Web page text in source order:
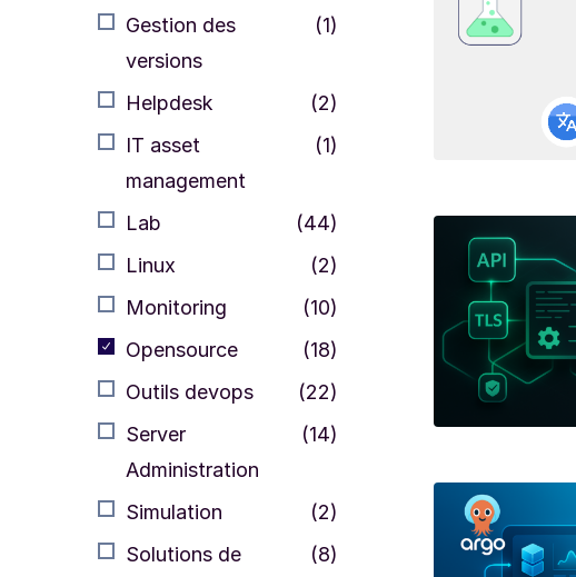
Gestion des
versions
(1)
Helpdesk
(2)
IT asset
management
(1)
Lab
(44)
Linux
(2)
Monitoring
(10)
Opensource
(18)
Outils devops
(22)
Server
Administration
(14)
Simulation
(2)
Solutions de
(8)